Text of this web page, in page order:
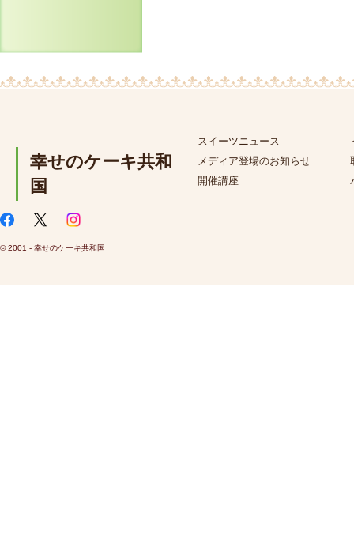
幸せのケーキ共和
国
スイーツニュース
メディア登場のお知らせ
開催講座
© 2001 - 幸せのケーキ共和国